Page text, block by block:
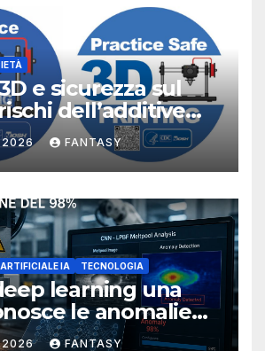
e sicurezza sul
dell’additive
secondo
2026 FANTASY
IA TECNOLOGIA
learning una
le anomalie
di fusione
2026 FANTASY